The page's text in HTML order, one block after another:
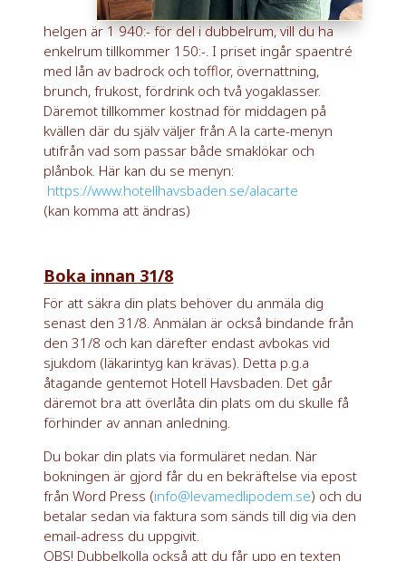
helgen är 1 940:- för del i dubbelrum, vill du ha
enkelrum tillkommer 150:-. I priset ingår spaentré
med lån av badrock och tofflor, övernattning,
brunch, frukost, fördrink och två yogaklasser.
Däremot tillkommer kostnad för middagen på
kvällen där du själv väljer från A la carte-menyn
utifrånvad som passar både smaklökar och
plånbok. Här kan du se menyn:
https://www.hotellhavsbaden.se/alacarte
(kan komma att ändras)
Boka innan 31/8
För att säkra din plats behöver du anmäla dig
senast den 31/8. Anmälan är också bindande från
den 31/8 och kan därefter endast avbokas vid
sjukdom (läkarintyg kan krävas). Detta p.g.a
åtagande gentemot Hotell Havsbaden. Det går
däremot bra att överlåta din plats om du skulle få
förhinder av annan anledning.
Du bokar din plats via formuläret nedan. När
bokningen är gjord får du en bekräftelse via epost
från Word Press (info@levamedlipodem.se) och du
betalar sedan via faktura som sänds till dig via den
email-adress du uppgivit.
OBS! Dubbelkolla också att du får upp en texten